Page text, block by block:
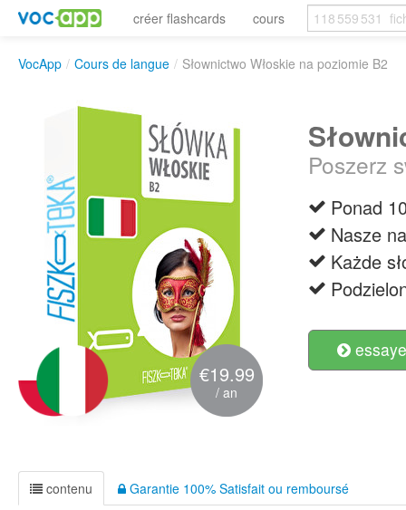
créer flashcards cours
VocApp / Cours de langue / Słownictwo Włoskie na poziomie B2
€19.99
/ an
Poszerz
Ponad
Nasze
Każde
contenu Garantie 100% Satisfait ou remboursé